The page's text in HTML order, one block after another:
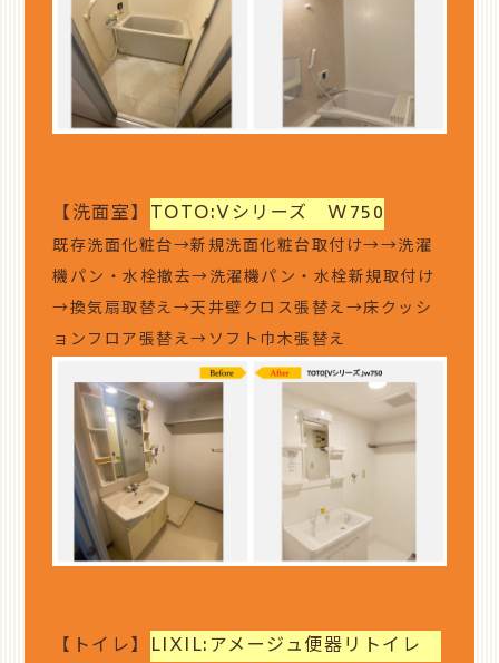
【洗面室】 TOTO:Vシリーズ W750
既存洗面化粧台→新規洗面化粧台取付け→→洗濯
機パン・水栓撤去→洗濯機パン・水栓新規取付け
→換気扇取替え→天井壁クロス張替え→床クッシ
ョンフロア張替え→ソフト巾木張替え
【トイレ】 LIXIL:アメージュ便器リトイレ